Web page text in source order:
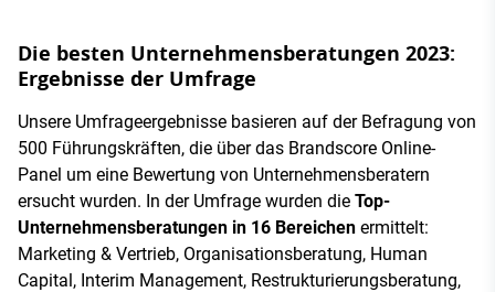
Die besten Unternehmensberatungen 2023:
Ergebnisse der Umfrage
Unsere Umfrageergebnisse basieren auf der Befragung von
500 Führungskräften, die über das Brandscore Online-
Panel um eine Bewertung von Unternehmensberatern
ersucht wurden. In der Umfrage wurden die Top-
Unternehmensberatungen in 16 Bereichen ermittelt:
Marketing & Vertrieb, Organisationsberatung, Human
Capital, Interim Management, Restrukturierungsberatung,